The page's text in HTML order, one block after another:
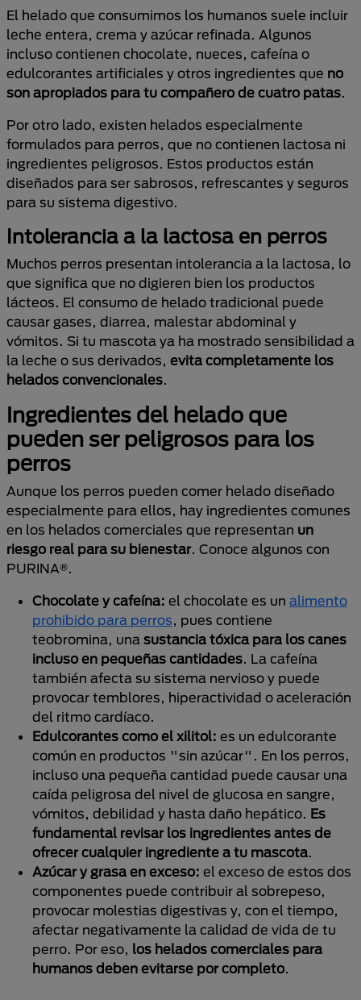
El helado que consumimos los humanos suele incluir
leche entera, crema y azúcar refinada. Algunos
incluso contienen chocolate, nueces, cafeína o
edulcorantes artificiales y otros ingredientes que no
son apropiados para tu compañero de cuatro patas.
Por otro lado, existen helados especialmente
formulados para perros, que no contienen lactosa ni
ingredientes peligrosos. Estos productos están
diseñados para ser sabrosos, refrescantes y seguros
para su sistema digestivo.
Intolerancia a la lactosa en perros
Muchos perros presentan intolerancia a la lactosa, lo
que significa que no digieren bien los productos
lácteos. El consumo de helado tradicional puede
causar gases, diarrea, malestar abdominal y
vómitos. Si tu mascota ya ha mostrado sensibilidad a
la leche o sus derivados, evita completamente los
helados convencionales.
Ingredientes del helado que
pueden ser peligrosos para los
perros
Aunque los perros pueden comer helado diseñado
especialmente para ellos, hay ingredientes comunes
en los helados comerciales que representan un
riesgo real para su bienestar. Conoce algunos con
PURINA®.
Chocolate y cafeína: el chocolate es un alimento
prohibido para perros, pues contiene
teobromina, una sustancia tóxica para los canes
incluso en pequeñas cantidades. La cafeína
también afecta su sistema nervioso y puede
provocar temblores, hiperactividad o aceleración
del ritmo cardíaco.
Edulcorantes como el xilitol: es un edulcorante
común en productos "sin azúcar". En los perros,
incluso una pequeña cantidad puede causar una
caída peligrosa del nivel de glucosa en sangre,
vómitos, debilidad y hasta daño hepático. Es
fundamental revisar los ingredientes antes de
ofrecer cualquier ingrediente a tu mascota.
Azúcar y grasa en exceso: el exceso de estos dos
componentes puede contribuir al sobrepeso,
provocar molestias digestivas y, con el tiempo,
afectar negativamente la calidad de vida de tu
perro. Por eso, los helados comerciales para
humanos deben evitarse por completo.